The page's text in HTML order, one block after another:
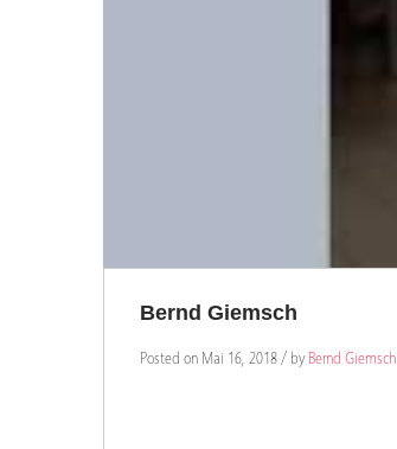
Bernd Giemsch
Posted on Mai 16, 2018 / by Bernd Giemsch